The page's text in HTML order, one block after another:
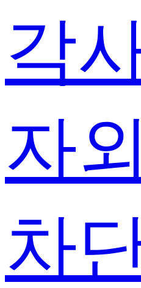
각
자
차